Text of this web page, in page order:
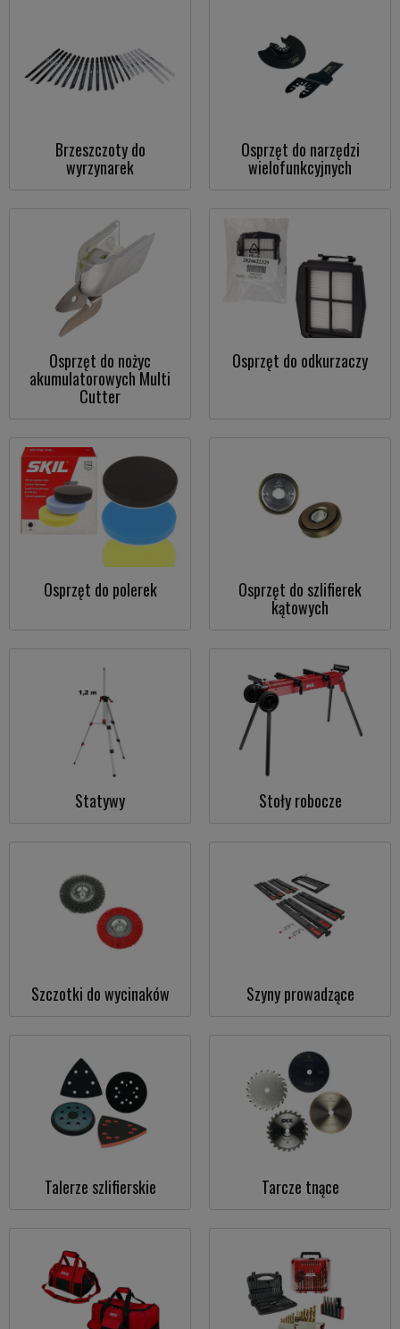
Brzeszczoty do
wyrzynarek
Osprzęt do narzędzi
wielofunkcyjnych
Osprzęt do nożyc
akumulatorowych Multi
Cutter
Osprzęt do odkurzaczy
Osprzęt do polerek Osprzęt do szlifierek
kątowych
Statywy Stoły robocze
Szczotki do wycinaków Szyny prowadzące
Talerze szlifierskie Tarcze tnące